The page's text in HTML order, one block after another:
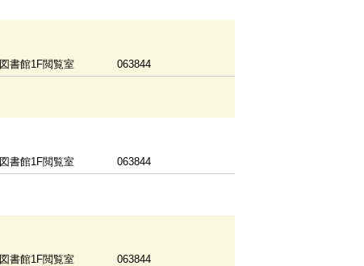
図書館1F閲覧室 063844
図書館1F閲覧室 063844
図書館1F閲覧室 063844